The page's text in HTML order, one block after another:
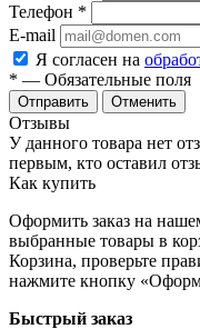
Телефон *
E-mail
Я согласен на
* — Обязательные поля
Отменить
Отзывы
У данного товара нет
первым, кто оставил
Как купить
Оформить заказ на
выбранные товары в
Корзина, проверьте
нажмите кнопку
Быстрый заказ